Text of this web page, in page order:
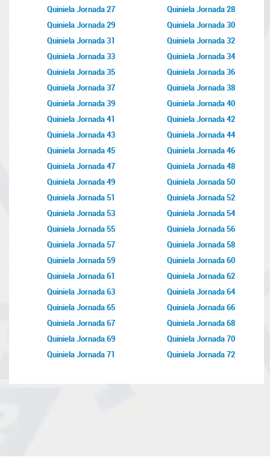
Quiniela Jornada 27
Quiniela Jornada 28
Quiniela Jornada 29
Quiniela Jornada 30
Quiniela Jornada 31
Quiniela Jornada 32
Quiniela Jornada 33
Quiniela Jornada 34
Quiniela Jornada 35
Quiniela Jornada 36
Quiniela Jornada 37
Quiniela Jornada 38
Quiniela Jornada 39
Quiniela Jornada 40
Quiniela Jornada 41
Quiniela Jornada 42
Quiniela Jornada 43
Quiniela Jornada 44
Quiniela Jornada 45
Quiniela Jornada 46
Quiniela Jornada 47
Quiniela Jornada 48
Quiniela Jornada 49
Quiniela Jornada 50
Quiniela Jornada 51
Quiniela Jornada 52
Quiniela Jornada 53
Quiniela Jornada 54
Quiniela Jornada 55
Quiniela Jornada 56
Quiniela Jornada 57
Quiniela Jornada 58
Quiniela Jornada 59
Quiniela Jornada 60
Quiniela Jornada 61
Quiniela Jornada 62
Quiniela Jornada 63
Quiniela Jornada 64
Quiniela Jornada 65
Quiniela Jornada 66
Quiniela Jornada 67
Quiniela Jornada 68
Quiniela Jornada 69
Quiniela Jornada 70
Quiniela Jornada 71
Quiniela Jornada 72